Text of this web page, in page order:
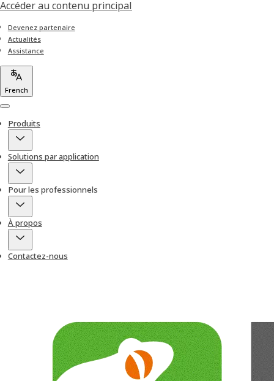
Accéder au contenu principal
Devenez partenaire
Actualités
Assistance
French
Menu
Produits
Solutions par application
Pour les professionnels
À propos
Contactez-nous